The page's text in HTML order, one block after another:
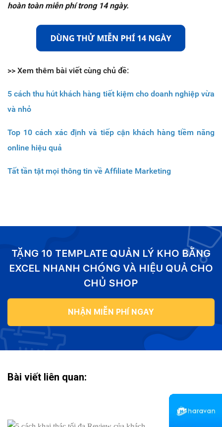
hoàn toàn miễn phí trong 14 ngày.
>> Xem thêm bài viết cùng chủ đề:
5 cách thu hút khách hàng tiết kiệm cho doanh nghiệp vừa
và nhỏ
Top 10 cách xác định và tiếp cận khách hàng tiềm năng
online hiệu quả
Tất tần tật mọi thông tin về Affiliate Marketing
TẶNG 10 TEMPLATE QUẢN LÝ KHO BẰNG
EXCEL NHANH CHÓNG VÀ HIỆU QUẢ CHO
CHỦ SHOP
NHẬN MIỄN PHÍ NGAY
Bài viết liên quan: